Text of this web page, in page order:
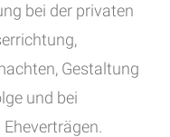
bei der privaten
Gestaltung
und bei